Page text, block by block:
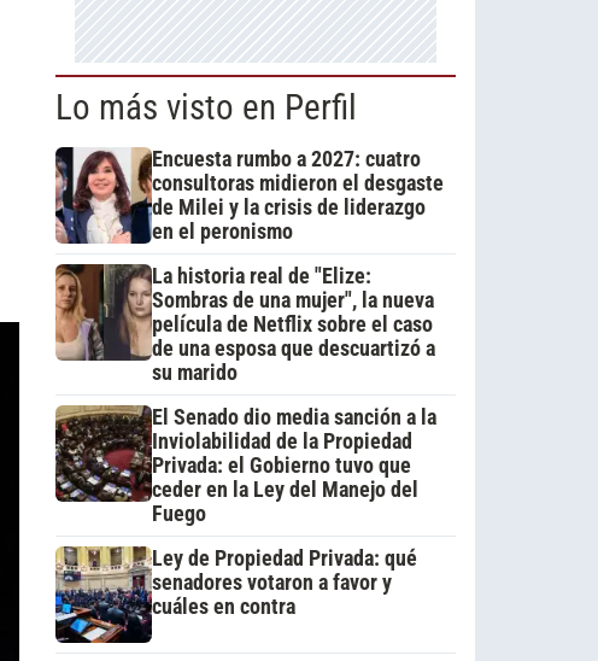
Lo más visto en Perfil
Encuesta rumbo a 2027: cuatro
consultoras midieron el desgaste
de Milei y la crisis de liderazgo
en el peronismo
La historia real de "Elize:
Sombras de una mujer", la nueva
película de Netflix sobre el caso
de una esposa que descuartizó a
su marido
El Senado dio media sanción a la
Inviolabilidad de la Propiedad
Privada: el Gobierno tuvo que
ceder en la Ley del Manejo del
Fuego
Ley de Propiedad Privada: qué
senadores votaron a favor y
cuáles en contra